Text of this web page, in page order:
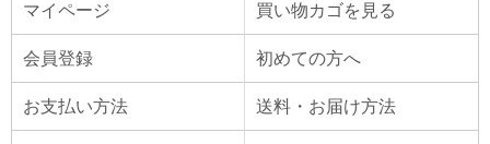
マイページ 買い物カゴを見る
会員登録 初めての方へ
お支払い方法 送料・お届け方法